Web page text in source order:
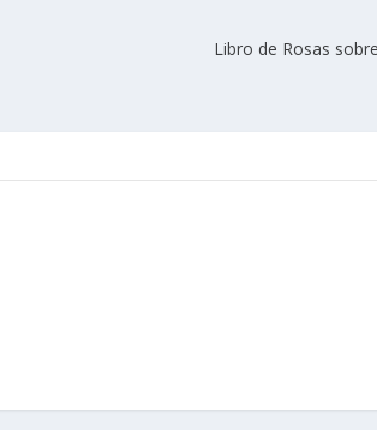
Libro de Rosas